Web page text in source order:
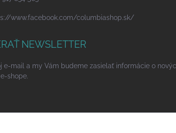
www.facebook.com/columbiashop.sk/
NEWSLETTER
e-mail a my Vám budeme zasielať informácie o
shope.